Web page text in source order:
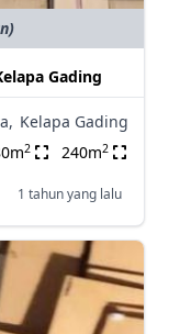
Gading
Kelapa Gading
2 240m2
1 tahun yang lalu